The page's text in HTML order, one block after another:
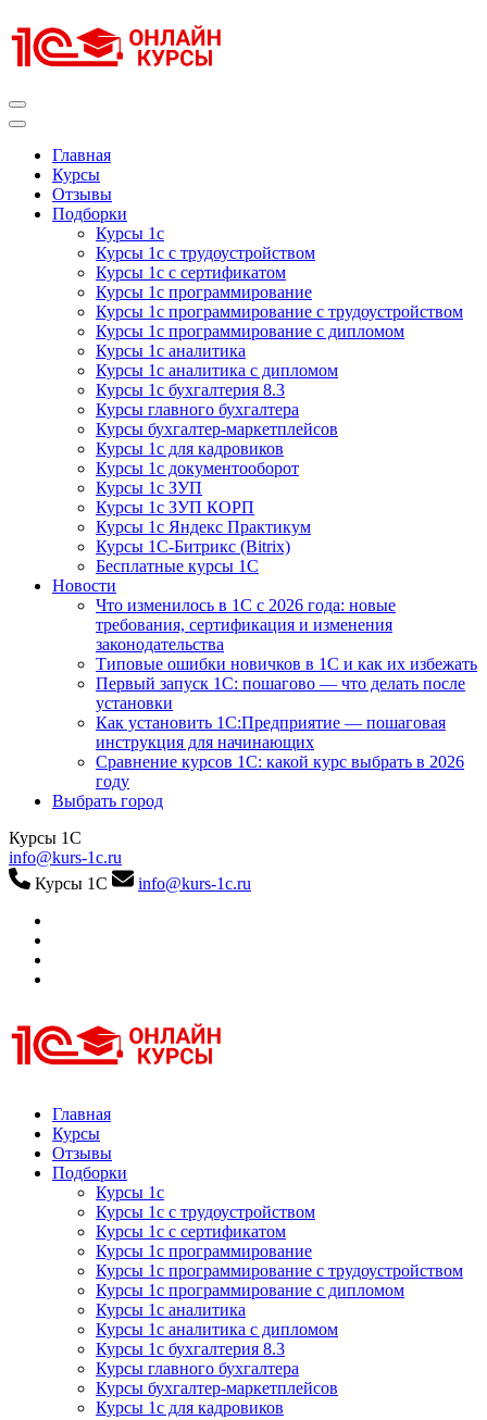
к
содержимому
Главная
Курсы
Отзывы
Подборки
Курсы 1с
Курсы 1с с трудоустройством
Курсы 1с с сертификатом
Курсы 1с программирование
Курсы 1с программирование с трудоустройством
Курсы 1с программирование с дипломом
Курсы 1с аналитика
Курсы 1с аналитика с дипломом
Курсы 1с бухгалтерия 8.3
Курсы главного бухгалтера
Курсы бухгалтер-маркетплейсов
Курсы 1с для кадровиков
Курсы 1с документооборот
Курсы 1с ЗУП
Курсы 1с ЗУП КОРП
Курсы 1с Яндекс Практикум
Курсы 1С-Битрикс (Bitrix)
Бесплатные курсы 1С
Новости
Что изменилось в 1С с 2026 года: новые
требования, сертификация и изменения
законодательства
Типовые ошибки новичков в 1С и как их избежать
Первый запуск 1С: пошагово — что делать после
установки
Как установить 1С:Предприятие — пошаговая
инструкция для начинающих
Сравнение курсов 1С: какой курс выбрать в 2026
году
Выбрать город
Курсы 1С
info@kurs-1c.ru
Курсы 1С
info@kurs-1c.ru
Курсы 1С
Курсы 1С официальная сертификация
Главная
Курсы
Отзывы
Подборки
Курсы 1с
Курсы 1с с трудоустройством
Курсы 1с с сертификатом
Курсы 1с программирование
Курсы 1с программирование с трудоустройством
Курсы 1с программирование с дипломом
Курсы 1с аналитика
Курсы 1с аналитика с дипломом
Курсы 1с бухгалтерия 8.3
Курсы главного бухгалтера
Курсы бухгалтер-маркетплейсов
Курсы 1с для кадровиков